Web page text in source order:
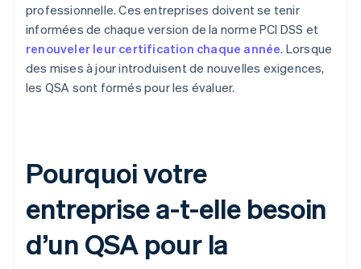
professionnelle. Ces entreprises doivent se tenir
informées de chaque version de la norme PCI DSS et
renouveler leur certification chaque année. Lorsque
des mises à jour introduisent de nouvelles exigences,
les QSA sont formés pour les évaluer.
Pourquoi votre
entreprise a-t-elle besoin
d’un QSA pour la